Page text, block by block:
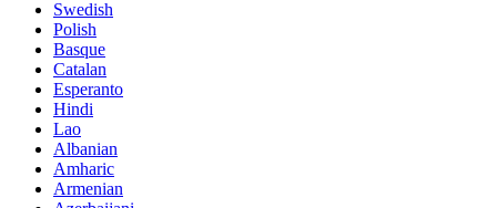
Swedish
Polish
Basque
Catalan
Esperanto
Hindi
Lao
Albanian
Amharic
Armenian